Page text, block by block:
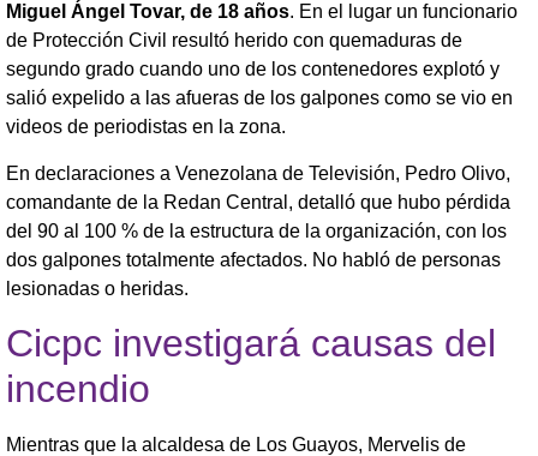
Miguel Ángel Tovar, de 18 años. En el lugar un funcionario
de Protección Civil resultó herido con quemaduras de
segundo grado cuando uno de los contenedores explotó y
salió expelido a las afueras de los galpones como se vio en
videos de periodistas en la zona.
En declaraciones a Venezolana de Televisión, Pedro Olivo,
comandante de la Redan Central, detalló que hubo pérdida
del 90 al 100 % de la estructura de la organización, con los
dos galpones totalmente afectados. No habló de personas
lesionadas o heridas.
Cicpc investigará causas del
incendio
Mientras que la alcaldesa de Los Guayos, Mervelis de